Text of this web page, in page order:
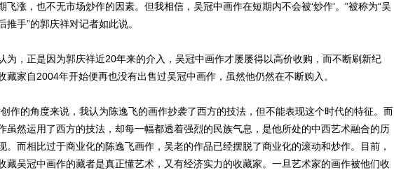
飞涨，也不无市场炒作的因素。但我相信，吴冠中画作在短期内不会被‘炒作’。”被称为“吴
推手”的郭庆祥对记者如此说。
，正是因为郭庆祥近20年来的介入，吴冠中画作才屡屡得以高价收购，而不断刷新纪
藏家自2004年开始便再也没有出售过吴冠中画作，虽然他仍然在不断购入。
的角度来说，我认为陈逸飞的画作抄袭了西方的技法，但不能表现这个时代的特征。而
虽然运用了西方的技法，却每一幅都透着强烈的民族气息，是他所处的中西艺术融合的历
。而相比过于商业化的陈逸飞画作，吴老的作品已经摆脱了商业化的滚动和炒作。目前，
藏吴冠中画作的藏者是真正懂艺术，又有经济实力的收藏家。一旦艺术家的画作被他们收